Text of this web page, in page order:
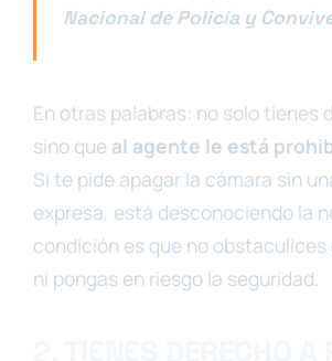
Nacional de Policía y
En otras palabras: no solo tienes
sino que al agente le está
Si te pide apagar la cámara sin
expresa, está desconociendo la
condición es que no
ni pongas en riesgo la seguridad.